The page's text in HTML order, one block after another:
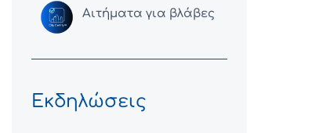
Αιτήματα για βλάβες
Εκδηλώσεις